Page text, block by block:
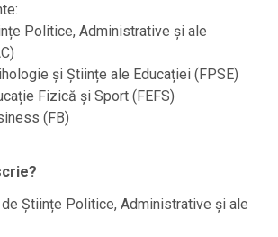
Politice, Administrative și ale
și Științe ale Educației (FPSE)
Fizică și Sport (FEFS)
(FB)
Științe Politice, Administrative și ale